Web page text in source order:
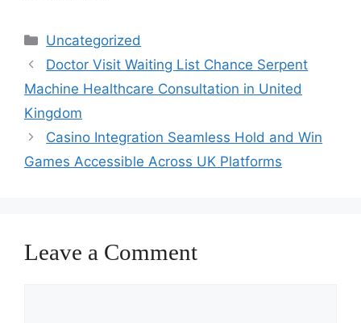
Categories
Uncategorized
Doctor Visit Waiting List Chance Serpent
Machine Healthcare Consultation in United
Kingdom
Casino Integration Seamless Hold and Win
Games Accessible Across UK Platforms
Leave a Comment